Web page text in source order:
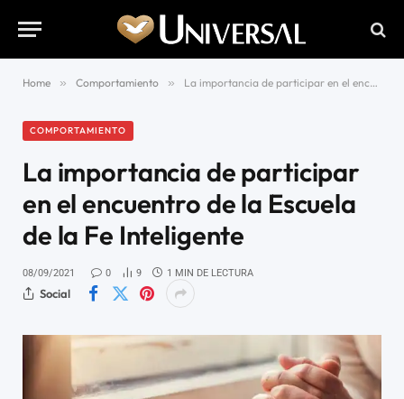
Home » Comportamiento » La importancia de participar en el encuentro de la Escuela de la Fe Inteligente
COMPORTAMIENTO
La importancia de participar
en el encuentro de la Escuela
de la Fe Inteligente
08/09/2021 0 9 1 MIN DE LECTURA
Social